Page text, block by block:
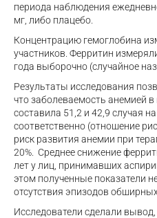
периода наблюдения
мг, либо плацебо.
Концентрацию гемоглобина
участников. Ферритин
года выборочно (случайное
Результаты исследования
что заболеваемость анемией
составила 51,2 и 42,9 случая
соответственно (отношение
риск развития анемии при
20%. Среднее снижение
лет у лиц, принимавших
этом полученные показатели
отсутствия эпизодов
Исследователи сделали